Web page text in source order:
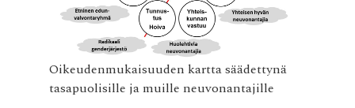
Oikeudenmukaisuuden kartta säädettynä
tasapuolisille ja muille neuvonantajille